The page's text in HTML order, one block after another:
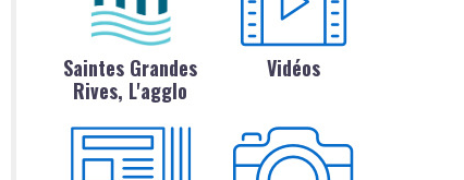
Saintes Grandes
Rives, L'agglo
Vidéos